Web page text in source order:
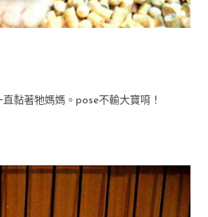
黏著牠媽媽。pose不輸大寶唷！